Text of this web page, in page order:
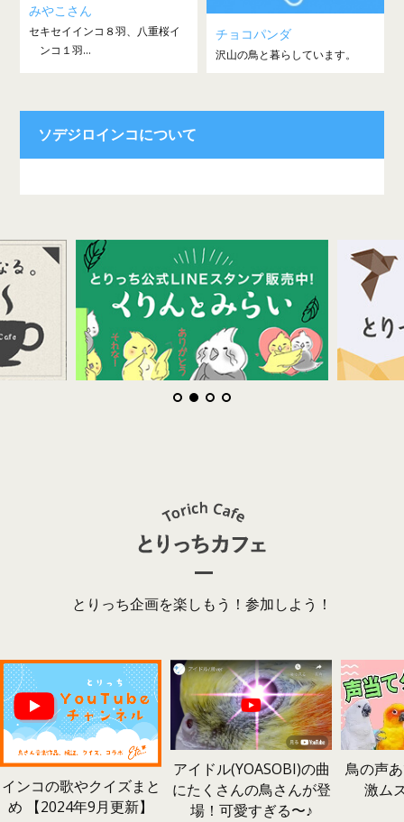
みやこさん
セキセイインコ８羽、八重桜イ
ンコ１羽...
チョコパンダ
沢山の鳥と暮らしています。
ソデジロインコについて
とりっち企画を楽しもう！参加しよう！
インコの歌やクイズまと
め 【2024年9月更新】
アイドル(YOASOBI)の曲
にたくさんの鳥さんが登
場！可愛すぎる〜♪
鳥の声
激ム